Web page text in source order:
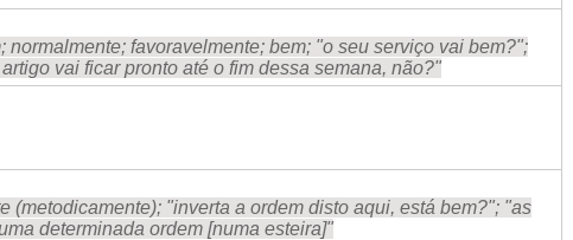
normalmente; favoravelmente; bem; "o seu serviço vai bem?";
vai ficar pronto até o fim dessa semana, não?"
(metodicamente); "inverta a ordem disto aqui, está bem?"; "as
determinada ordem [numa esteira]"